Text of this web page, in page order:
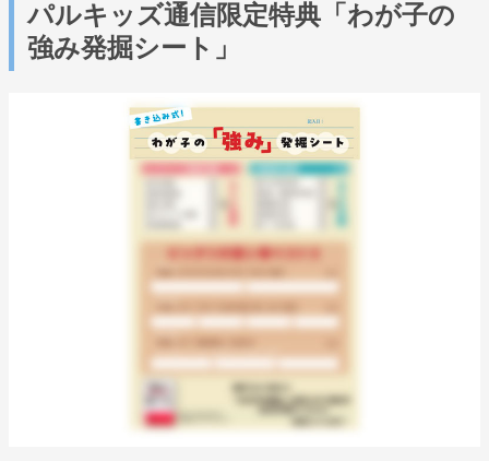
パルキッズ通信限定特典「わが子の
強み発掘シート」